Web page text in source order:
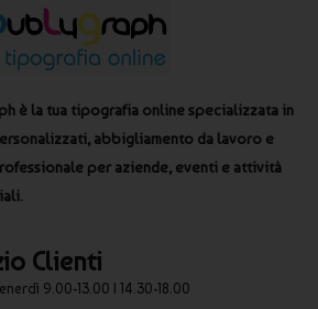
è la tua tipografia online specializzata in
abbigliamento da lavoro e
per aziende, eventi e attività
Clienti
9.00-13.00 | 14.30-18.00